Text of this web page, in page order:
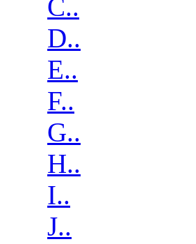
C..
D..
E..
F..
G..
H..
I..
J..